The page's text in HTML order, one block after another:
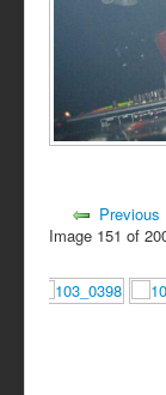
Previous
Image 151 of